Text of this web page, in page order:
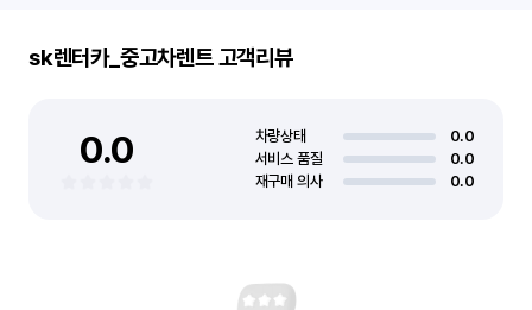
sk렌터카_중고차렌트고객리뷰
0.0 차량상태
0.0
서비스 품질
0.0
재구매 의사
0.0